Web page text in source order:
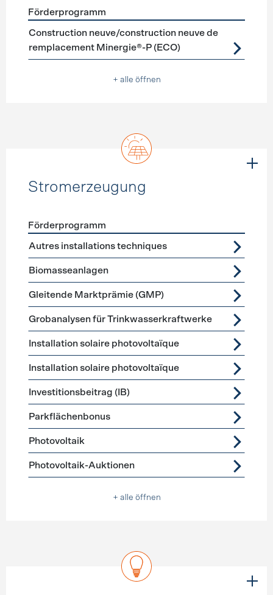
Förderprogramme Neubau
Förderprogramm
Construction neuve/construction neuve de
remplacement Minergie®-P (ECO)
+ alle öffnen
Stromerzeugung
Förderprogramme Stromerzeugung
Förderprogramm
Autres installations techniques
Biomasseanlagen
Gleitende Marktprämie (GMP)
Grobanalysen für Trinkwasserkraftwerke
Installation solaire photovoltaïque
Installation solaire photovoltaïque
Investitionsbeitrag (IB)
Parkflächenbonus
Photovoltaik
Photovoltaik-Auktionen
+ alle öffnen